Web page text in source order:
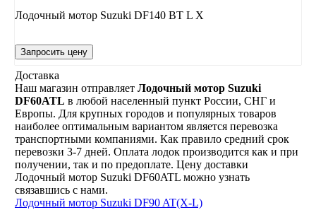
Лодочный мотор Suzuki DF140 BT L X
Запросить цену
Доставка
Наш магазин отправляет Лодочный мотор Suzuki
DF60ATL в любой населенный пункт России, СНГ и
Европы. Для крупных городов и популярных товаров
наиболее оптимальным вариантом является перевозка
транспортными компаниями. Как правило средний срок
перевозки 3-7 дней. Оплата лодок производится как и при
получении, так и по предоплате. Цену доставки
Лодочный мотор Suzuki DF60ATL можно узнать
связавшись с нами.
Лодочный мотор Suzuki DF90 AT(X-L)